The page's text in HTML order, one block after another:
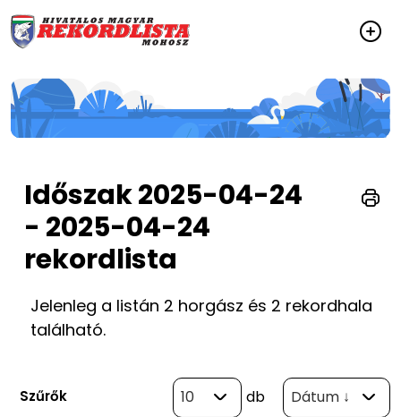
Időszak 2025-04-24
- 2025-04-24
rekordlista
Jelenleg a listán 2 horgász és 2 rekordhala
található.
Szűrők 10 db Dátum ↓